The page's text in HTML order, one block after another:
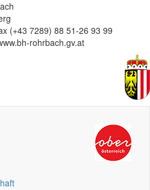
(+43 7289) 88 51-26 93 99
rohrbach.gv.at